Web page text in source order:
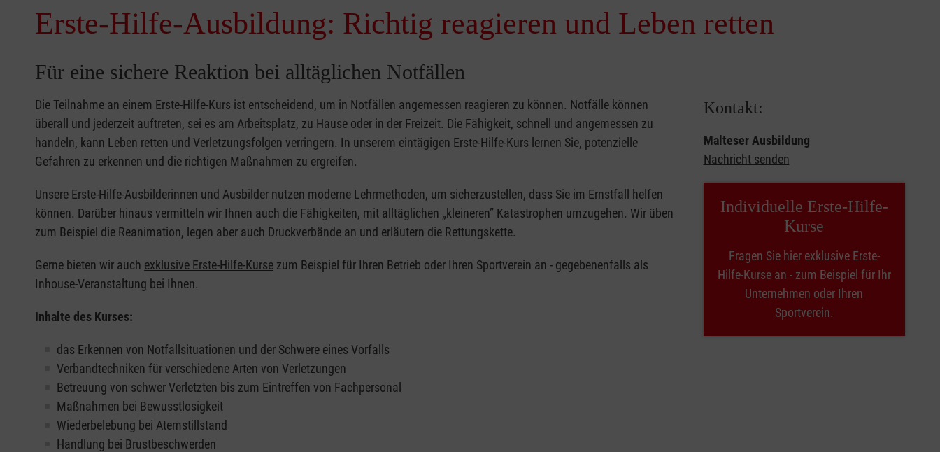
Erste-Hilfe-Ausbildung: Richtig reagieren und Leben retten
Für eine sichere Reaktion bei alltäglichen Notfällen
Die Teilnahme an einem Erste-Hilfe-Kurs ist entscheidend, um in Notfällen angemessen reagieren zu können. Notfälle können
überall und jederzeit auftreten, sei es am Arbeitsplatz, zu Hause oder in der Freizeit. Die Fähigkeit, schnell und angemessen zu
handeln, kann Leben retten und Verletzungsfolgen verringern. In unserem eintägigen Erste-Hilfe-Kurs lernen Sie, potenzielle
Gefahren zu erkennen und die richtigen Maßnahmen zu ergreifen.
Unsere Erste-Hilfe-Ausbilderinnen und Ausbilder nutzen moderne Lehrmethoden, um sicherzustellen, dass Sie im Ernstfall helfen
können. Darüber hinaus vermitteln wir Ihnen auch die Fähigkeiten, mit alltäglichen „kleineren” Katastrophen umzugehen. Wir üben
zum Beispiel die Reanimation, legen aber auch Druckverbände an und erläutern die Rettungskette.
Gerne bieten wir auch exklusive Erste-Hilfe-Kurse zum Beispiel für Ihren Betrieb oder Ihren Sportverein an - gegebenenfalls als
Inhouse-Veranstaltung bei Ihnen.
Inhalte des Kurses:
das Erkennen von Notfallsituationen und der Schwere eines Vorfalls
Verbandtechniken für verschiedene Arten von Verletzungen
Betreuung von schwer Verletzten bis zum Eintreffen von Fachpersonal
Maßnahmen bei Bewusstlosigkeit
Wiederbelebung bei Atemstillstand
Handlung bei Brustbeschwerden
Kontakt:
Malteser Ausbildung
Nachricht senden
Individuelle Erste-Hilfe-
Kurse
Fragen Sie hier exklusive Erste-
Hilfe-Kurse an - zum Beispiel für Ihr
Unternehmen oder Ihren
Sportverein.